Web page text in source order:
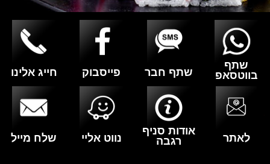
חייג אלינו פייסבוק שתף חבר
שתף
בווטסאפ
שלח מייל נווט אליי
אודות סניף
רגבה
לאתר